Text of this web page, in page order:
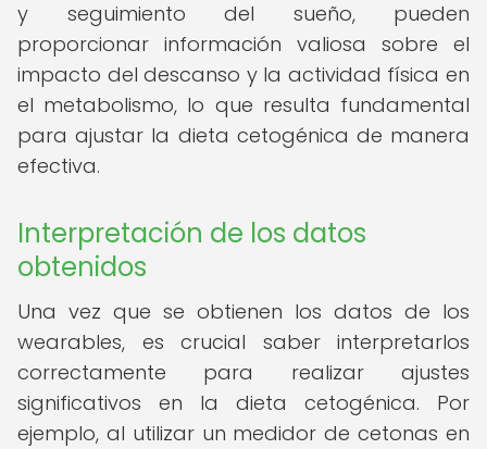
y seguimiento del sueño, pueden
proporcionar información valiosa sobre el
impacto del descanso y la actividad física en
el metabolismo, lo que resulta fundamental
para ajustar la dieta cetogénica de manera
efectiva.
Interpretación de los datos
obtenidos
Una vez que se obtienen los datos de los
wearables, es crucial saber interpretarlos
correctamente para realizar ajustes
significativos en la dieta cetogénica. Por
ejemplo, al utilizar un medidor de cetonas en